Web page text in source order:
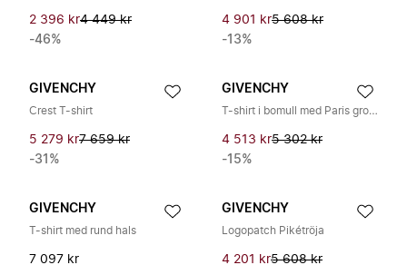
2 396 kr4 449 kr
-46%
4 901 kr5 608 kr
-13%
GIVENCHY
Crest T-shirt
5 279 kr7 659 kr
-31%
GIVENCHY
T-shirt i bomull med Paris gros grain
4 513 kr5 302 kr
-15%
GIVENCHY
T-shirt med rund hals
7 097 kr
GIVENCHY
Logopatch Pikétröja
4 201 kr5 608 kr